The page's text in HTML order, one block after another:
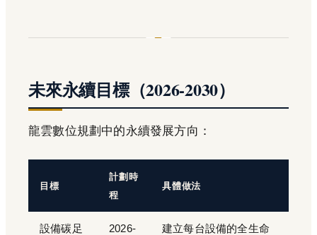
未來永續目標（2026-2030）
龍雲數位規劃中的永續發展方向：
目標
計劃時
程
具體做法
設備碳足
2026-
建立每台設備的全生命